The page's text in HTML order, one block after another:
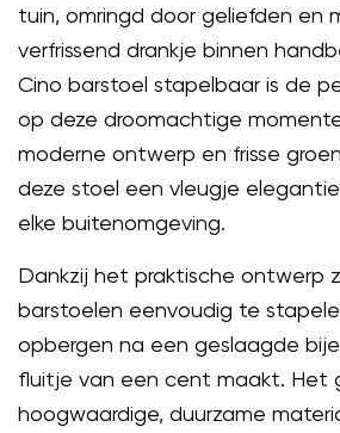
tuin, omringd door geliefden en
verfrissend drankje binnen
Cino barstoel stapelbaar is de
op deze droomachtige
moderne ontwerp en frisse
deze stoel een vleugje elegantie
elke buitenomgeving.
Dankzij het praktische ontwerp
barstoelen eenvoudig te
opbergen na een geslaagde
fluitje van een cent maakt. Het
hoogwaardige, duurzame